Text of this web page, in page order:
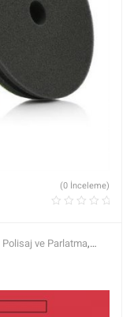
(0 İnceleme)
Polisaj ve Parlatma,